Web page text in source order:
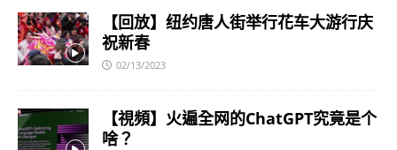
【回放】纽约唐人街举行花车大游行庆
祝新春
02/13/2023
【視頻】火遍全网的ChatGPT究竟是个
啥？